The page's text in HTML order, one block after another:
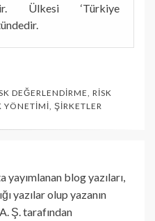
Ülkesi ‘Türkiye
DEĞERLENDIRME RISK
YÖNETIMI ŞIRKETLER
blog yazıları,
yazılar olup yazanın
Ş. tarafından